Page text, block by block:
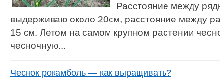
Расстояние между
выдерживаю около 20см, расстояние между
15 см. Летом на самом крупном растении
чесночную...
Чеснок рокамболь — как выращивать?